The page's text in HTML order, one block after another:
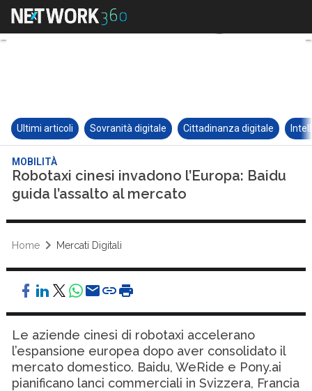
Ultimi articoli Sovranità digitale Cittadinanza digitale
MOBILITÀ
Robotaxi cinesi invadono l’Europa: Baidu
guida l’assalto al mercato
Home Mercati Digitali
Le aziende cinesi di robotaxi accelerano
l’espansione europea dopo aver consolidato il
mercato domestico. Baidu, WeRide e Pony.ai
pianificano lanci commerciali in Svizzera, Francia